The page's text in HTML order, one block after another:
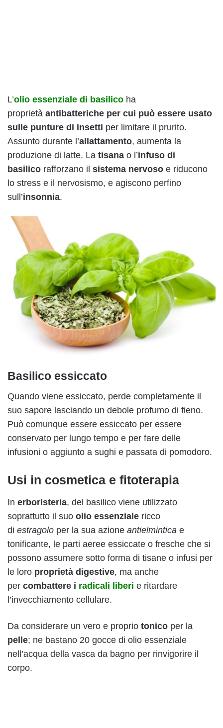
L’olio essenziale di basilico ha
proprietà antibatteriche per cui può essere usato
sulle punture di insetti per limitare il prurito.
Assunto durante l’allattamento, aumenta la
produzione di latte. La tisana o l’infuso di
basilico rafforzano il sistema nervoso e riducono
lo stress e il nervosismo, e agiscono perfino
sull’insonnia.
Basilico essiccato
Quando viene essiccato, perde completamente il
suo sapore lasciando un debole profumo di fieno.
Può comunque essere essiccato per essere
conservato per lungo tempo e per fare delle
infusioni o aggiunto a sughi e passata di pomodoro.
Usi in cosmetica e fitoterapia
In erboristeria, del basilico viene utilizzato
soprattutto il suo olio essenziale ricco
di estragolo per la sua azione antielmintica e
tonificante, le parti aeree essiccate o fresche che si
possono assumere sotto forma di tisane o infusi per
le loro proprietà digestive, ma anche
per combattere i radicali liberi e ritardare
l’invecchiamento cellulare.
Da considerare un vero e proprio tonico per la
pelle; ne bastano 20 gocce di olio essenziale
nell’acqua della vasca da bagno per rinvigorire il
corpo.